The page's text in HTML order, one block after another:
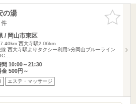
お気に入
りに追加
の湯
/ 岡山市東区
西大寺駅2.06km
線 西大寺駅よりタクシー利用5分岡山ブルーライン
間 10:00～21:30
金 500円～
エステ・マッサージ